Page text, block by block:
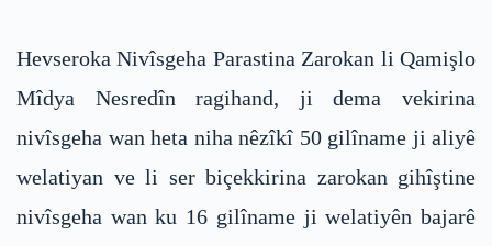
Hevseroka Nivîsgeha Parastina Zarokan li Qamişlo
Mîdya Nesredîn ragihand, ji dema vekirina
nivîsgeha wan heta niha nêzîkî 50 gilîname ji aliyê
welatiyan ve li ser biçekkirina zarokan gihîştine
nivîsgeha wan ku 16 gilîname ji welatiyên bajarê